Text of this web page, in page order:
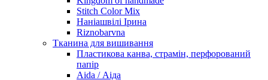
Stitch Color Mix
Наніашвілі Ірина
Riznobarvna
Тканина для вишивання
Пластикова канва, страмін, перфорований
папір
Aida / Аіда